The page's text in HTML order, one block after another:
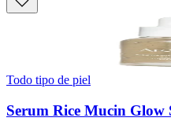
Todo tipo de piel
Serum Rice Mucin Glow